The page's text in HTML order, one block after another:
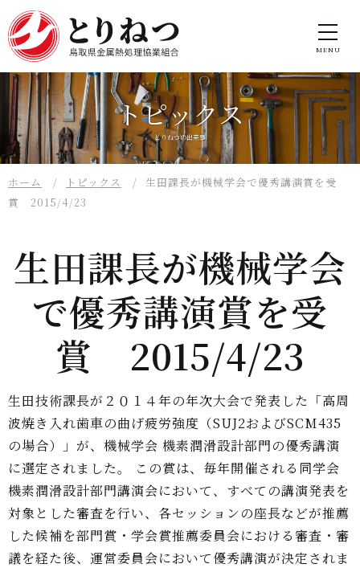
トピックス
とりねつの出来事
ホーム トピックス
生田課長が機械学会で優秀講演賞を受
賞 2015/4/23
生田課長が機械学会
で優秀講演賞を受
賞 2015/4/23
生田技術課長が２０１４年の年次大会で発表した「高周
波焼き入れ歯車の曲げ疲労強度（SUJ2およびSCM435
の場合）」が、機械学会 機素潤滑設計部門の優秀講演
に選定されました。 この賞は、毎年開催される同学会
機素潤滑設計部門講演会において、すべての講演発表を
対象とした審査を行い、各セッションの座長などが推薦
した候補を部門賞・学会賞推薦委員会における審査・審
議を経た後、運営委員会において優秀講演が決定されま